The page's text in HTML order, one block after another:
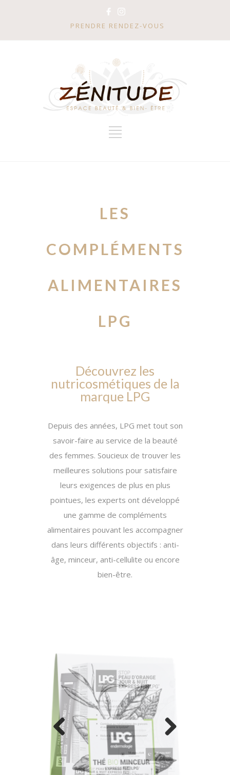
PRENDRE RENDEZ-VOUS
LES
COMPLÉMENTS
ALIMENTAIRES
LPG
Découvrez les
nutricosmétiques de la
marque LPG
Depuis des années, LPG met tout son
savoir-faire au service de la beauté
des femmes. Soucieux de trouver les
meilleures solutions pour satisfaire
leurs exigences de plus en plus
pointues, les experts ont développé
une gamme de compléments
alimentaires pouvant les accompagner
dans leurs différents objectifs : anti-
âge, minceur, anti-cellulite ou encore
bien-être.
Previous Next